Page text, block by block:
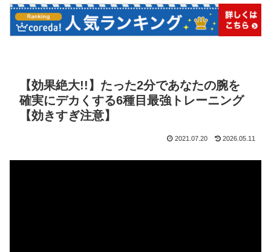
【効果絶大!!】たった2分であなたの腕を
確実にデカくする6種目最強トレーニング
【効きすぎ注意】
2021.07.20 2026.05.11